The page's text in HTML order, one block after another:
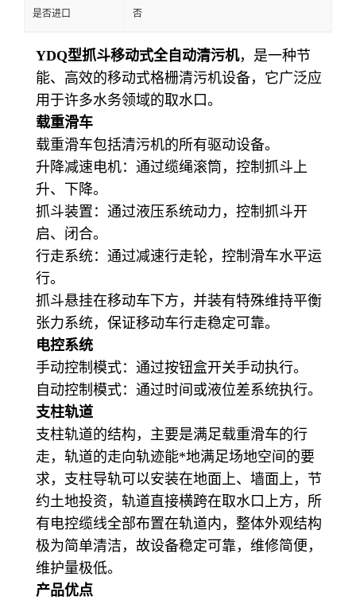
是否进口 否
YDQ型抓斗移动式全自动清污机，是一种节
能、高效的移动式格栅清污机设备，它广泛应
用于许多水务领域的取水口。
载重滑车
载重滑车包括清污机的所有驱动设备。
升降减速电机：通过缆绳滚筒，控制抓斗上
升、下降。
抓斗装置：通过液压系统动力，控制抓斗开
启、闭合。
行走系统：通过减速行走轮，控制滑车水平运
行。
抓斗悬挂在移动车下方，并装有特殊维持平衡
张力系统，保证移动车行走稳定可靠。
电控系统
手动控制模式：通过按钮盒开关手动执行。
自动控制模式：通过时间或液位差系统执行。
支柱轨道
支柱轨道的结构，主要是满足载重滑车的行
走，轨道的走向轨迹能*地满足场地空间的要
求，支柱导轨可以安装在地面上、墙面上，节
约土地投资，轨道直接横跨在取水口上方，所
有电控缆线全部布置在轨道内，整体外观结构
极为简单清洁，故设备稳定可靠，维修简便，
维护量极低。
产品优点